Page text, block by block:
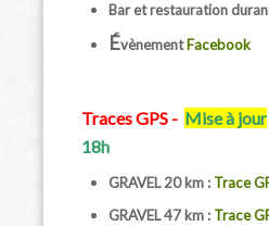
Bar et restauration
ÉvènementFacebook
Traces GPS - Mise à jour
18h
GRAVEL 20 km : Trace
GRAVEL 47 km : Trace